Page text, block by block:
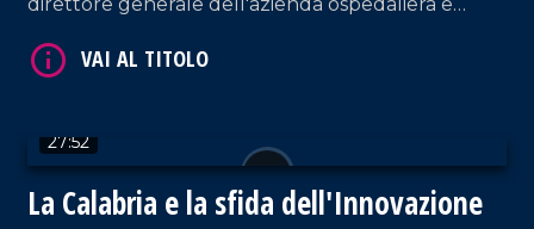
della Comunità competente.
27:52
La Calabria e la sfida dell'Innovazione
VAI AL TITOLO